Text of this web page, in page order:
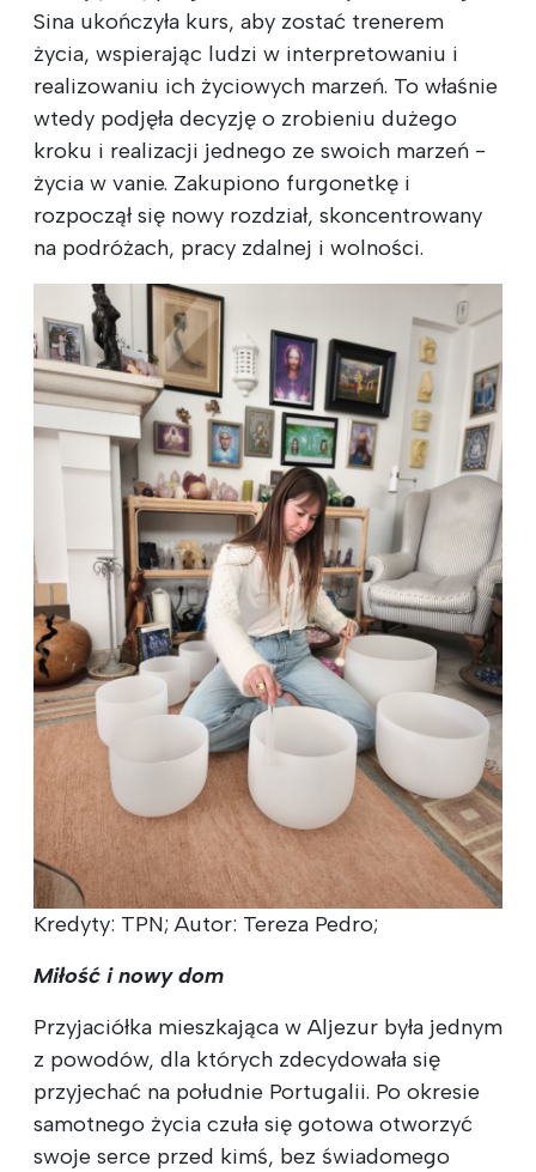
Sina ukończyła kurs, aby zostać trenerem
życia, wspierając ludzi w interpretowaniu i
realizowaniu ich życiowych marzeń. To właśnie
wtedy podjęła decyzję o zrobieniu dużego
kroku i realizacji jednego ze swoich marzeń -
życia w vanie. Zakupiono furgonetkę i
rozpoczął się nowy rozdział, skoncentrowany
na podróżach, pracy zdalnej i wolności.
Kredyty: TPN; Autor: Tereza Pedro;
Miłość i nowy dom
Przyjaciółka mieszkająca w Aljezur była jednym
z powodów, dla których zdecydowała się
przyjechać na południe Portugalii. Po okresie
samotnego życia czuła się gotowa otworzyć
swoje serce przed kimś, bez świadomego